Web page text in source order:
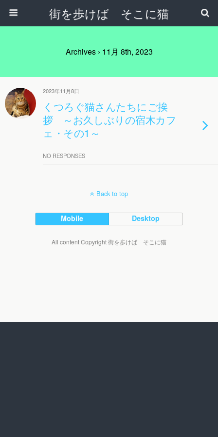
街を歩けば そこに猫
Archives › 11月 8th, 2023
2023年11月8日
くつろぐ猫さんたちにご挨
拶 ～お久しぶりの宿木カフ
ェ・その1～
NO RESPONSES
Back to top
Mobile Desktop
All content Copyright 街を歩けば そこに猫